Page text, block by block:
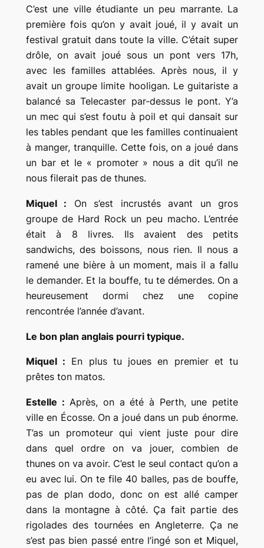
C’est une ville étudiante un peu marrante. La
première fois qu’on y avait joué, il y avait un
festival gratuit dans toute la ville. C’était super
drôle, on avait joué sous un pont vers 17h,
avec les familles attablées. Après nous, il y
avait un groupe limite hooligan. Le guitariste a
balancé sa Telecaster par-dessus le pont. Y’a
un mec qui s’est foutu à poil et qui dansait sur
les tables pendant que les familles continuaient
à manger, tranquille. Cette fois, on a joué dans
un bar et le « promoter » nous a dit qu’il ne
nous filerait pas de thunes.
Miquel : On s’est incrustés avant un gros
groupe de Hard Rock un peu macho. L’entrée
était à 8 livres. Ils avaient des petits
sandwichs, des boissons, nous rien. Il nous a
ramené une bière à un moment, mais il a fallu
le demander. Et la bouffe, tu te démerdes. On a
heureusement dormi chez une copine
rencontrée l’année d’avant.
Le bon plan anglais pourri typique.
Miquel : En plus tu joues en premier et tu
prêtes ton matos.
Estelle : Après, on a été à Perth, une petite
ville en Écosse. On a joué dans un pub énorme.
T’as un promoteur qui vient juste pour dire
dans quel ordre on va jouer, combien de
thunes on va avoir. C’est le seul contact qu’on a
eu avec lui. On te file 40 balles, pas de bouffe,
pas de plan dodo, donc on est allé camper
dans la montagne à côté. Ça fait partie des
rigolades des tournées en Angleterre. Ça ne
s’est pas bien passé entre l’ingé son et Miquel,